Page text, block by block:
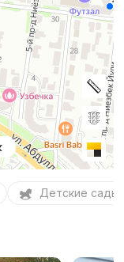
Детские сады